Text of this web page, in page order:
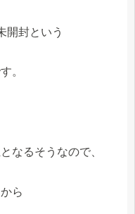
開封という
。
なるそうなので、
ら